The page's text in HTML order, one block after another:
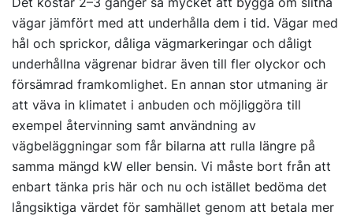
vägar jämfört med att underhålla dem i tid. Vägar med
hål och sprickor, dåliga vägmarkeringar och dåligt
underhållna vägrenar bidrar även till fler olyckor och
försämrad framkomlighet. En annan stor utmaning är
att väva in klimatet i anbuden och möjliggöra till
exempel återvinning samt användning av
vägbeläggningar som får bilarna att rulla längre på
samma mängd kW eller bensin. Vi måste bort från att
enbart tänka pris här och nu och istället bedöma det
långsiktiga värdet för samhället genom att betala mer